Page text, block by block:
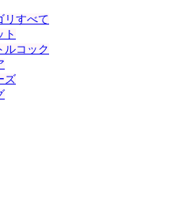
リすべて
ト
ルコック
ズ